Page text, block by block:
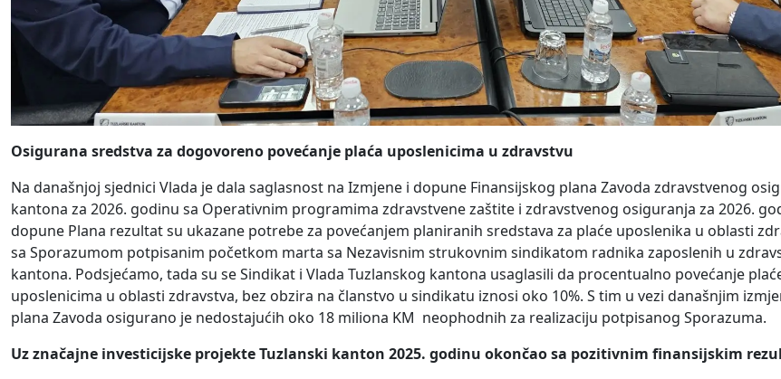
Osigurana sredstva za dogovoreno povećanje plaća uposlenicima u zdravstvu
Na današnjoj sjednici Vlada je dala saglasnost na Izmjene i dopune Finansijskog plana Zavoda zdravstvenog
kantona za 2026. godinu sa Operativnim programima zdravstvene zaštite i zdravstvenog osiguranja za 2026.
dopune Plana rezultat su ukazane potrebe za povećanjem planiranih sredstava za plaće uposlenika u oblasti
sa Sporazumom potpisanim početkom marta sa Nezavisnim strukovnim sindikatom radnika zaposlenih u
kantona. Podsjećamo, tada su se Sindikat i Vlada Tuzlanskog kantona usaglasili da procentualno povećanje
uposlenicima u oblasti zdravstva, bez obzira na članstvo u sindikatu iznosi oko 10%. S tim u vezi današnjim
plana Zavoda osigurano je nedostajućih oko 18 miliona KM neophodnih za realizaciju potpisanog Sporazuma.
Uz značajne investicijske projekte Tuzlanski kanton 2025. godinu okončao sa pozitivnim finansijskim